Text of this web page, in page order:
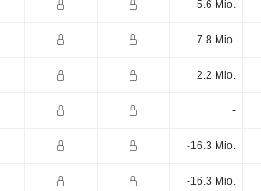
-5.6 Mio.
7.8 Mio.
2.2 Mio.
-
-16.3 Mio.
-16.3 Mio.